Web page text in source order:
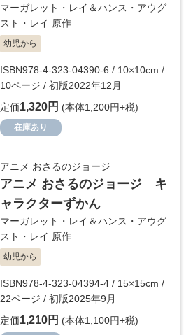
マーガレット・レイ＆ハンス・アウグ
スト・レイ 原作
幼児から
ISBN978-4-323-04390-6 / 10×10cm /
10ページ / 初版2022年12月
定価1,320円 (本体1,200円+税)
在庫あり
アニメ おさるのジョージ
アニメ おさるのジョージ キ
ャラクターずかん
マーガレット・レイ＆ハンス・アウグ
スト・レイ 原作
幼児から
ISBN978-4-323-04394-4 / 15×15cm /
22ページ / 初版2025年9月
定価1,210円 (本体1,100円+税)